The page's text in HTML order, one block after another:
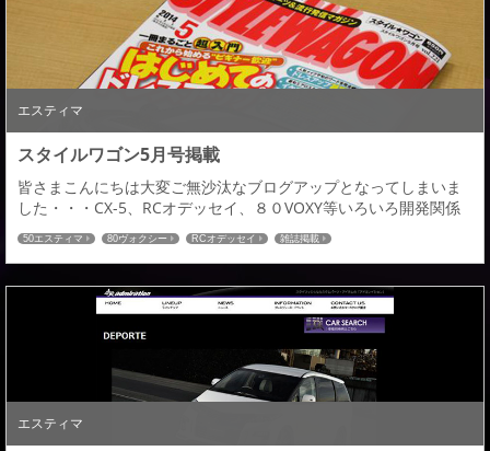
エスティマ
スタイルワゴン5月号掲載
皆さまこんにちは大変ご無沙汰なブログアップとなってしまいま
した・・・CX-5、RCオデッセイ、８０VOXY等いろいろ開発関係
は動いてはおりますが情報公開できておらず申し訳ありませんで
した・・・今日は先日発売したスタイルワゴン5月号の掲載記事を
ご紹介いたします。今月号では、初公開となる８０VOXYの完成予
想CGが掲載されております。表紙はこちらそして初公開８０
VOXY「デポルテ」完成予想CG低床系...
50エスティマ 80ヴォクシー RCオデッセイ 雑誌掲載
エスティマ